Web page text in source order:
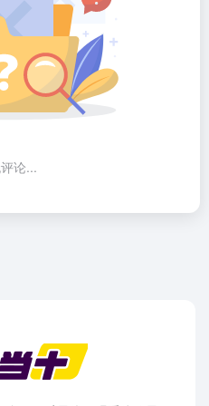
论...